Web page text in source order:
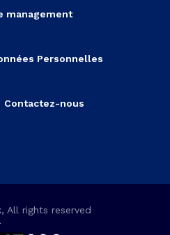
management
Personnelles
Contactez-nous
All rights reserved